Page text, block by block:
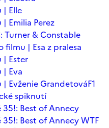
| Elle
Emilia Perez
Turner & Constable
filmu | Esa z pralesa
| Ester
| Eva
Evženie GrandetováF1
spiknutí
Best of Annecy
Best of Annecy WTF